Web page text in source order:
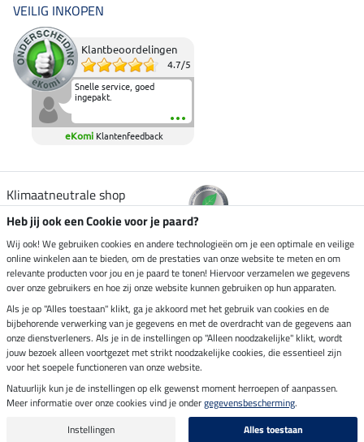
VEILIG INKOPEN
Klantbeoordelingen
4.7/5
Snelle service, goed
ingepakt.
eKomi Klantenfeedback
Klimaatneutrale shop
Verzending per
Veilig betalen met
Impressum
Laatste update op 08.08.2026 om 14:33 uur
Alle prijzen in euro's, incl. BTW, excl. verzendkosten.
Heb jij ook een Cookie voor je paard?
Wij ook! We gebruiken cookies en andere technologieën om je een optimale en veilige
online winkelen aan te bieden, om de prestaties van onze website te meten en om
relevante producten voor jou en je paard te tonen! Hiervoor verzamelen we gegevens
over onze gebruikers en hoe zij onze website kunnen gebruiken op hun apparaten.
Als je op "Alles toestaan" klikt, ga je akkoord met het gebruik van cookies en de
bijbehorende verwerking van je gegevens en met de overdracht van de gegevens aan
onze dienstverleners. Als je in de instellingen op "Alleen noodzakelijke" klikt, wordt
jouw bezoek alleen voortgezet met strikt noodzakelijke cookies, die essentieel zijn
voor het soepele functioneren van onze website.
Natuurlijk kun je de instellingen op elk gewenst moment herroepen of aanpassen.
Meer informatie over onze cookies vind je ondergegevensbescherming.
Instellingen
Alles toestaan